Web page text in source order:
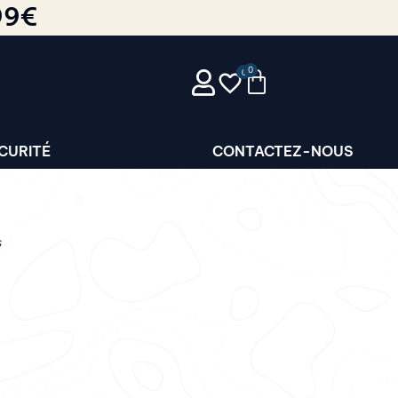
0
CONTACTEZ-NOUS